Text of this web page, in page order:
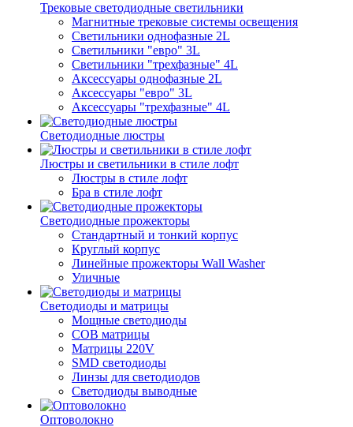
Трековые светодиодные светильники
Магнитные трековые системы освещения
Светильники однофазные 2L
Светильники "евро" 3L
Светильники "трехфазные" 4L
Аксессуары однофазные 2L
Аксессуары "евро" 3L
Аксессуары "трехфазные" 4L
Светодиодные люстры
Люстры и светильники в стиле лофт
Люстры в стиле лофт
Бра в стиле лофт
Светодиодные прожекторы
Стандартный и тонкий корпус
Круглый корпус
Линейные прожекторы Wall Washer
Уличные
Светодиоды и матрицы
Мощные светодиоды
COB матрицы
Матрицы 220V
SMD светодиоды
Линзы для светодиодов
Светодиоды выводные
Оптоволокно